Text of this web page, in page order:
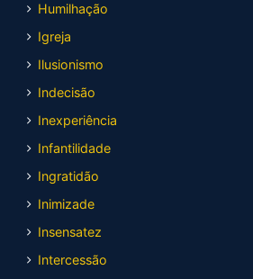
Humilhação
Igreja
Ilusionismo
Indecisão
Inexperiência
Infantilidade
Ingratidão
Inimizade
Insensatez
Intercessão